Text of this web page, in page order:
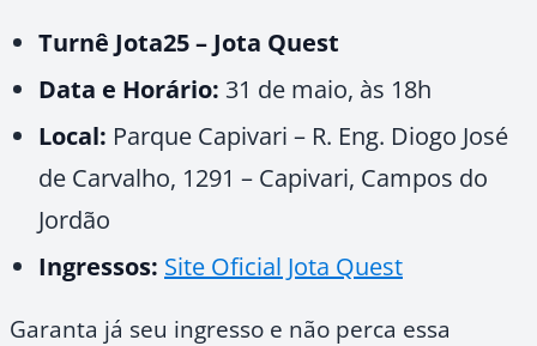
Turnê Jota25 – Jota Quest
Data e Horário: 31 de maio, às 18h
Local: Parque Capivari – R. Eng. Diogo José
de Carvalho, 1291 – Capivari, Campos do
Jordão
Ingressos: Site Oficial Jota Quest
Garanta já seu ingresso e não perca essa